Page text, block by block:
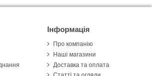
Інформація
Про компанію
Наші магазини
Доставка та оплата